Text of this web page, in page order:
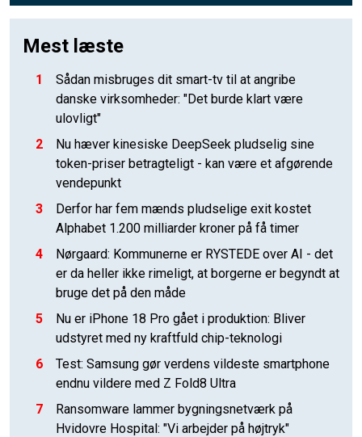
Mest læste
1
Sådan misbruges dit smart-tv til at angribe
danske virksomheder: "Det burde klart være
ulovligt"
2
Nu hæver kinesiske DeepSeek pludselig sine
token-priser betragteligt - kan være et afgørende
vendepunkt
3
Derfor har fem mænds pludselige exit kostet
Alphabet 1.200 milliarder kroner på få timer
4
Nørgaard: Kommunerne er RYSTEDE over AI - det
er da heller ikke rimeligt, at borgerne er begyndt at
bruge det på den måde
5
Nu er iPhone 18 Pro gået i produktion: Bliver
udstyret med ny kraftfuld chip-teknologi
6
Test: Samsung gør verdens vildeste smartphone
endnu vildere med Z Fold8 Ultra
7
Ransomware lammer bygningsnetværk på
Hvidovre Hospital: "Vi arbejder på højtryk"